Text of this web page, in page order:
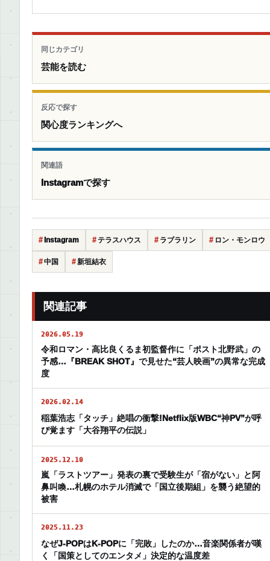
同じカテゴリ
芸能を読む
反応で探す
関心度ランキングへ
関連語
Instagramで探す
Instagram テラスハウス ラブラリン ロン・モンロウ
中国 新垣結衣
関連記事
2026.05.19
令和ロマン・高比良くるま初監督作に「ポスト北野武」の
予感…『BREAK SHOT』で見せた“芸人映画”の異常な完成
度
2026.02.14
稲葉浩志「タッチ」絶唱の衝撃!Netflix版WBC“神PV”が呼
び覚ます「大谷翔平の伝説」
2025.12.10
嵐「ラストツアー」発表の裏で受験生が「宿がない」と阿
鼻叫喚…札幌のホテル消滅で「国立後期組」を襲う絶望的
被害
2025.11.23
なぜJ-POPはK-POPに「完敗」したのか…音楽関係者が嘆
く「国策としてのエンタメ」決定的な温度差